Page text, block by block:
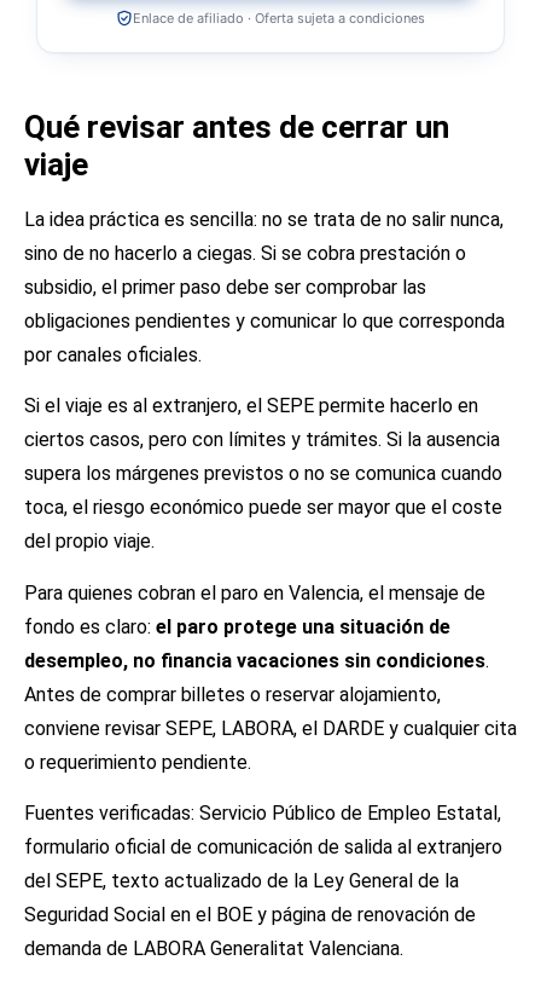
Enlace de afiliado · Oferta sujeta a condiciones
Qué revisar antes de cerrar un
viaje
La idea práctica es sencilla: no se trata de no salir nunca,
sino de no hacerlo a ciegas. Si se cobra prestación o
subsidio, el primer paso debe ser comprobar las
obligaciones pendientes y comunicar lo que corresponda
por canales oficiales.
Si el viaje es al extranjero, el SEPE permite hacerlo en
ciertos casos, pero con límites y trámites. Si la ausencia
supera los márgenes previstos o no se comunica cuando
toca, el riesgo económico puede ser mayor que el coste
del propio viaje.
Para quienes cobran el paro en Valencia, el mensaje de
fondo es claro: el paro protege una situación de
desempleo, no financia vacaciones sin condiciones.
Antes de comprar billetes o reservar alojamiento,
conviene revisar SEPE, LABORA, el DARDE y cualquier cita
o requerimiento pendiente.
Fuentes verificadas: Servicio Público de Empleo Estatal,
formulario oficial de comunicación de salida al extranjero
del SEPE, texto actualizado de la Ley General de la
Seguridad Social en el BOE y página de renovación de
demanda de LABORA Generalitat Valenciana.